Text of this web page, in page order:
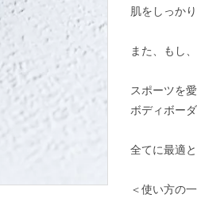
肌をしっか
また、もし
スポーツを
ボディボー
全てに最適と
＜使い方の